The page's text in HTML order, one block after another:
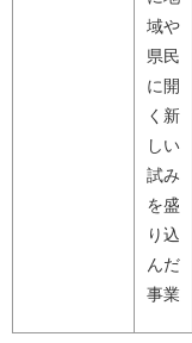
域や
県民
に開
く新
しい
試み
を盛
り込
んだ
事業